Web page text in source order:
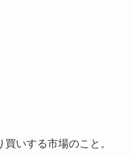
いする市場のこと。